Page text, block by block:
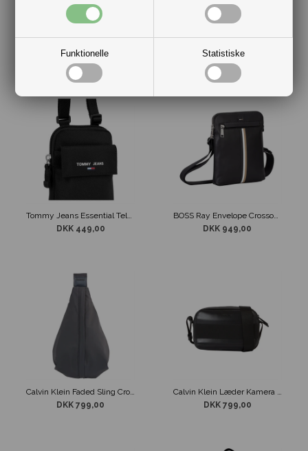
Funktionelle Statistiske
Tommy Jeans Collegiate Crossover taske sort
DKK 549,00
Tommy Jeans Essential Square Reporter taske
DKK 449,00
DKK 449,00
BOSS Ray Envelope Crossover Taske Sort
DKK 949,00
Calvin Klein Faded Sling Crossover Grå
DKK 799,00
Calvin Klein Læder Kamera Taske
DKK 799,00